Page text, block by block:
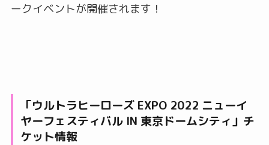
ークイベントが開催されます！
「ウルトラヒーローズ EXPO 2022 ニューイ
ヤーフェスティバル IN 東京ドームシティ」チ
ケット情報